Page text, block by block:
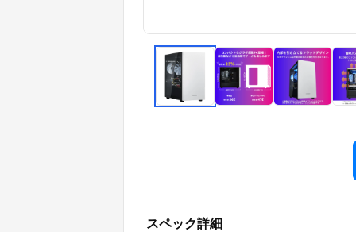
スペック詳細